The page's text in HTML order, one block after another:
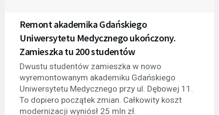
Remont akademika Gdańskiego
Uniwersytetu Medycznego ukończony.
Zamieszka tu 200 studentów
Dwustu studentów zamieszka w nowo
wyremontowanym akademiku Gdańskiego
Uniwersytetu Medycznego przy ul. Dębowej 11.
To dopiero początek zmian. Całkowity koszt
modernizacji wyniósł 25 mln zł.